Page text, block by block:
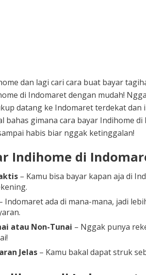
dan lagi cari cara buat bayar
di Indomaret dengan mudah!
datang ke Indomaret terdekat dan
bahas gimana cara bayar Indihome
habis biar nggak ketinggalan!
Indihome di
– Kamu bisa bayar kapan aja di
Indomaret ada di mana-mana, jadi
atau Non-Tunai – Nggak punya
Jelas– Kamu bakal dapat struk